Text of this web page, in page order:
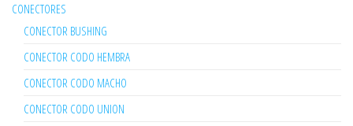
CONECTORES
CONECTOR BUSHING
CONECTOR CODO HEMBRA
CONECTOR CODO MACHO
CONECTOR CODO UNION